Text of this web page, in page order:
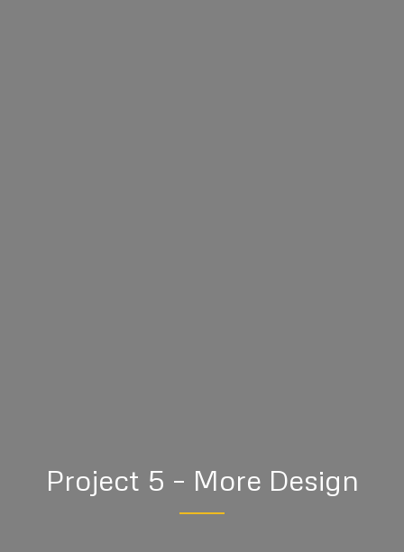
Project 5 – More Design